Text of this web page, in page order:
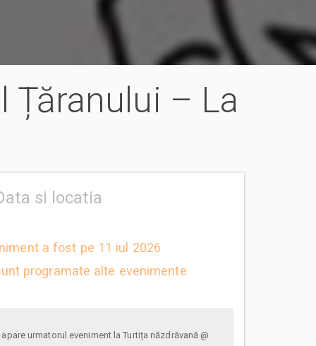
Țăranului – La
si locatia
a fost pe 11 iul 2026
programate alte evenimente